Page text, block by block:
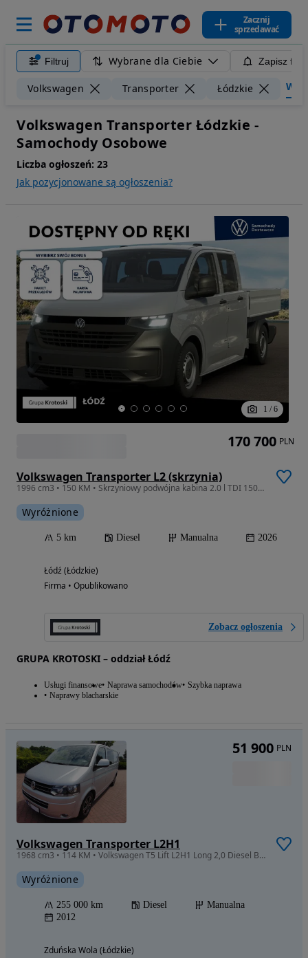
Zacznij
sprzedawać
Filtruj Wybrane dla Ciebie Zapisz
Volkswagen Transporter Łódzkie
Volkswagen Transporter Łódzkie -
Samochody Osobowe
Liczba ogłoszeń: 23
Jak pozycjonowane są ogłoszenia?
1 / 6
Volkswagen Transporter L2 (skrzynia)
1996 cm3 • 150 KM • Skrzyniowy podwójna kabina 2.0 l TDI 150 KM 6-biegowa manualna Od Ręki
Wyróżnione
5 km Diesel Manualna 2026
Łódź (Łódzkie)
Firma • Opublikowano
Zobacz ogłoszenia
GRUPA KROTOSKI – oddział Łódź
Usługi finansowe Naprawa samochodów Szybka naprawa
Naprawy blacharskie
170 700 PLN
Volkswagen Transporter L2H1
1968 cm3 • 114 KM • Volkswagen T5 Lift L2H1 Long 2,0 Diesel Brygadówka 6 os 2012 Highline
Wyróżnione
255 000 km Diesel
Manualna
2012
Zduńska Wola (Łódzkie)
51 900 PLN